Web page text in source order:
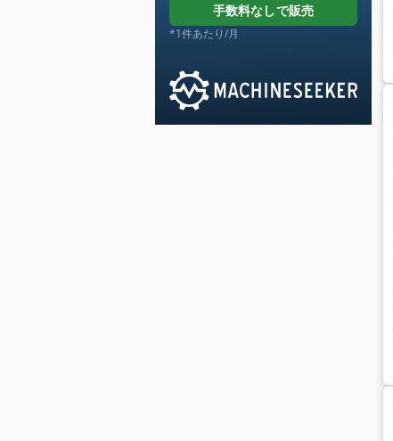
手数料なしで販売
*1件あたり/月